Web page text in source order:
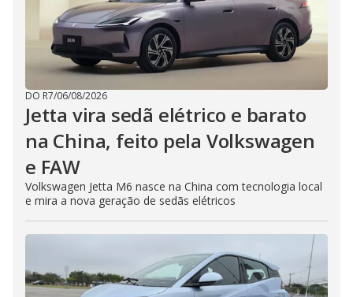
DO R7/06/08/2026
Jetta vira sedã elétrico e barato
na China, feito pela Volkswagen
e FAW
Volkswagen Jetta M6 nasce na China com tecnologia local
e mira a nova geração de sedãs elétricos